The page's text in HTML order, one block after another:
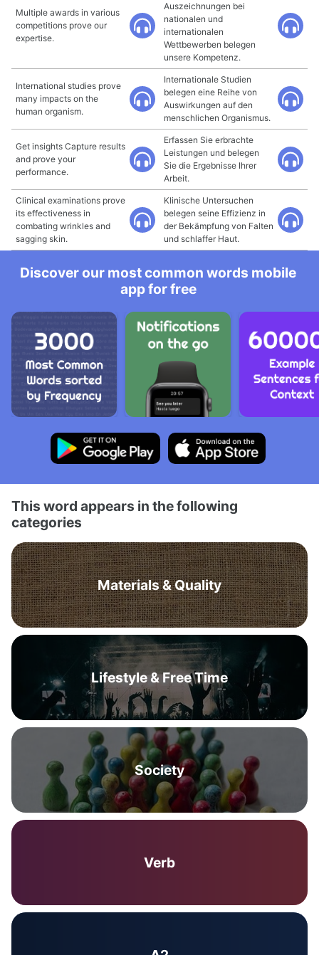
Multiple awards in various
competitions prove our
expertise.
Auszeichnungen bei
nationalen und
internationalen
Wettbewerben belegen
unsere Kompetenz.
International studies prove
many impacts on the
human organism.
Internationale Studien
belegen eine Reihe von
Auswirkungen auf den
menschlichen Organismus.
Get insights Capture results
and prove your
performance.
Erfassen Sie erbrachte
Leistungen und belegen
Sie die Ergebnisse Ihrer
Arbeit.
Clinical examinations prove
its effectiveness in
combating wrinkles and
sagging skin.
Klinische Untersuchen
belegen seine Effizienz in
der Bekämpfung von Falten
und schlaffer Haut.
Discover our most common words mobile
app for free
This word appears in the following
categories
Materials & Quality
Lifestyle & Free Time
Society
Verb